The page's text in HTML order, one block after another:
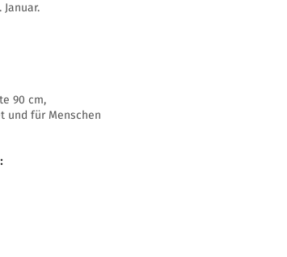
90 cm,
und für Menschen
: